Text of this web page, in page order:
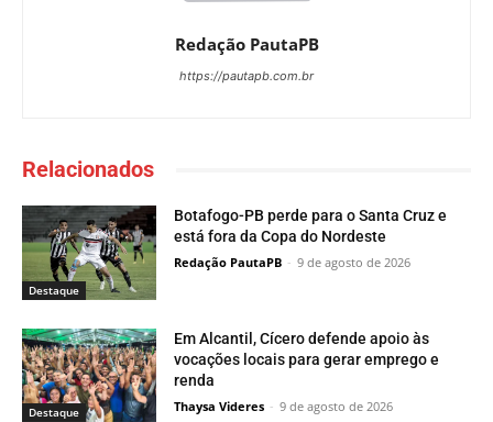
Redação PautaPB
https://pautapb.com.br
Relacionados
Destaque
Botafogo-PB perde para o Santa Cruz e
está fora da Copa do Nordeste
Redação PautaPB - 9 de agosto de 2026
Destaque
Em Alcantil, Cícero defende apoio às
vocações locais para gerar emprego e
renda
Thaysa Videres - 9 de agosto de 2026